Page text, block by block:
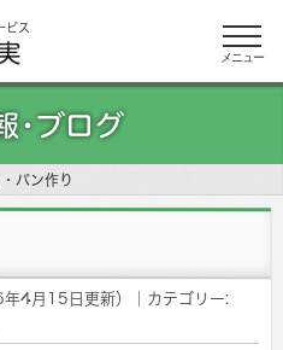
ビス
メニュー
･ブログ
パン作り
4月15日更新）
｜カテゴリー: